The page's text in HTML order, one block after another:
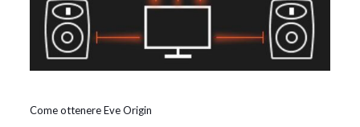
Come ottenere Eve Origin